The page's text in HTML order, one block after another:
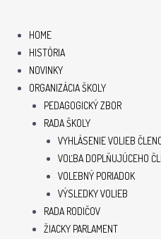
HOME
HISTÓRIA
NOVINKY
ORGANIZÁCIA ŠKOLY
PEDAGOGICKÝ ZBOR
RADA ŠKOLY
VYHLÁSENIE VOLIEB
VOĽBA DOPLŇUJÚCEHO
VOLEBNÝ PORIADOK
VÝSLEDKY VOLIEB
RADA RODIČOV
ŽIACKY PARLAMENT